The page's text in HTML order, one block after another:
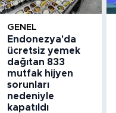
GENEL
Endonezya'da
ücretsiz yemek
dağıtan 833
mutfak hijyen
sorunları
nedeniyle
kapatıldı